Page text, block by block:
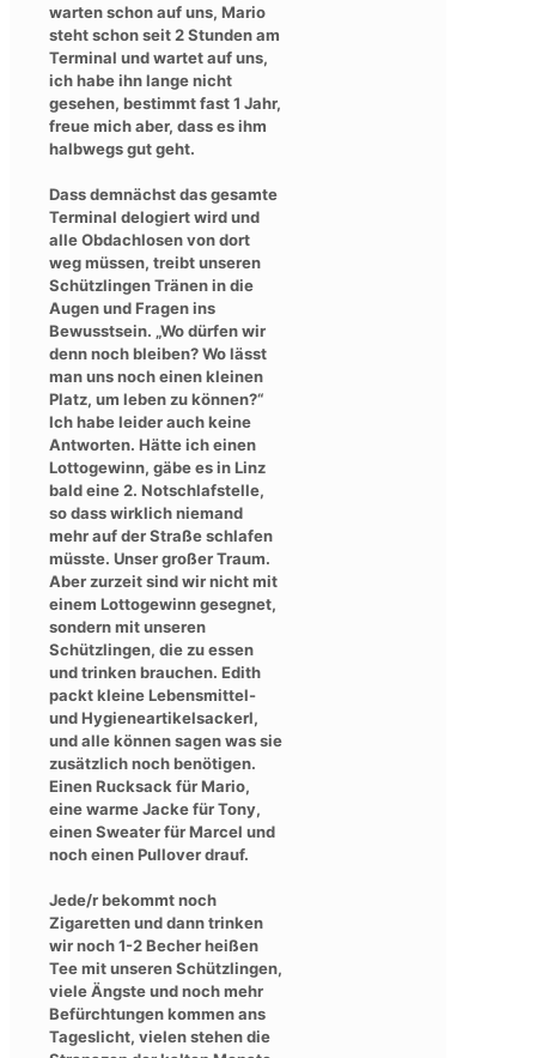
warten schon auf uns, Mario
steht schon seit 2 Stunden am
Terminal und wartet auf uns,
ich habe ihn lange nicht
gesehen, bestimmt fast 1 Jahr,
freue mich aber, dass es ihm
halbwegs gut geht.
Dass demnächst das gesamte
Terminal delogiert wird und
alle Obdachlosen von dort
weg müssen, treibt unseren
Schützlingen Tränen in die
Augen und Fragen ins
Bewusstsein. „Wo dürfen wir
denn noch bleiben? Wo lässt
man uns noch einen kleinen
Platz, um leben zu können?“
Ich habe leider auch keine
Antworten. Hätte ich einen
Lottogewinn, gäbe es in Linz
bald eine 2. Notschlafstelle,
so dass wirklich niemand
mehr auf der Straße schlafen
müsste. Unser großer Traum.
Aber zurzeit sind wir nicht mit
einem Lottogewinn gesegnet,
sondern mit unseren
Schützlingen, die zu essen
und trinken brauchen. Edith
packt kleine Lebensmittel-
und Hygieneartikelsackerl,
und alle können sagen was sie
zusätzlich noch benötigen.
Einen Rucksack für Mario,
eine warme Jacke für Tony,
einen Sweater für Marcel und
noch einen Pullover drauf.
Jede/r bekommt noch
Zigaretten und dann trinken
wir noch 1-2 Becher heißen
Tee mit unseren Schützlingen,
viele Ängste und noch mehr
Befürchtungen kommen ans
Tageslicht, vielen stehen die